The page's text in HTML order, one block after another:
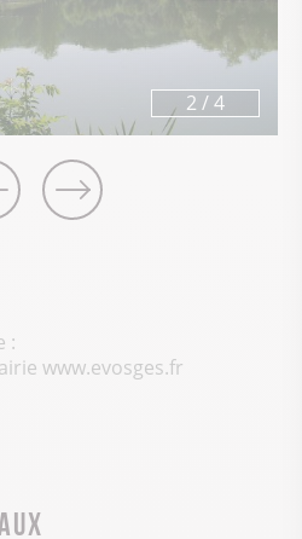
3 /4
:
www.evosges.fr